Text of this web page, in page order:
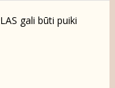
gali būti puiki